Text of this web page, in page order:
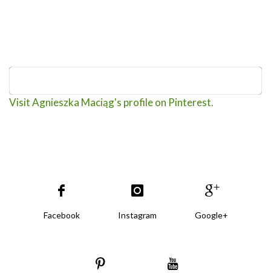
Visit Agnieszka Maciąg's profile on Pinterest.
Facebook Instagram Google+